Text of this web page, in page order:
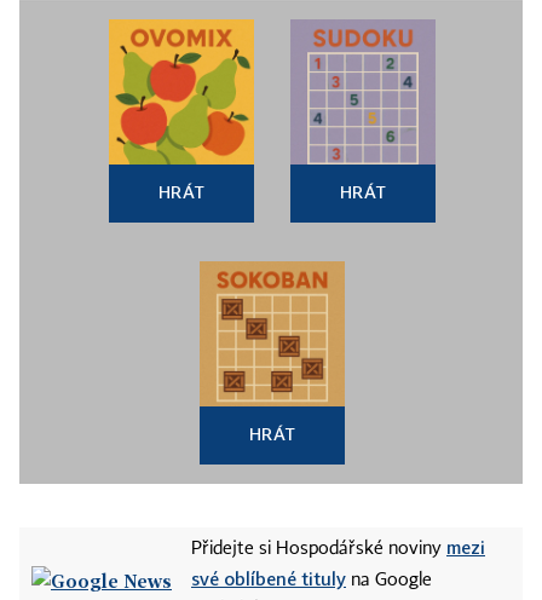
HRÁT HRÁT
HRÁT
Přidejte si Hospodářské noviny mezi
své oblíbené tituly na Google